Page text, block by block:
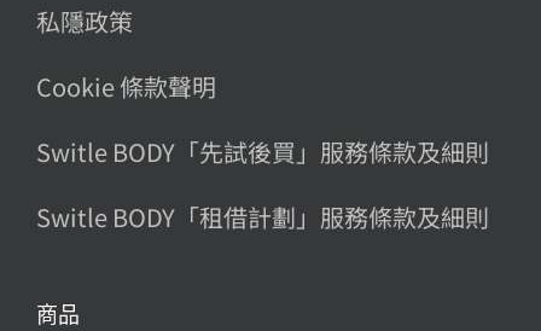
私隱政策
Cookie 條款聲明
Switle BODY「先試後買」服務條款及細則
Switle BODY「租借計劃」服務條款及細則
商品